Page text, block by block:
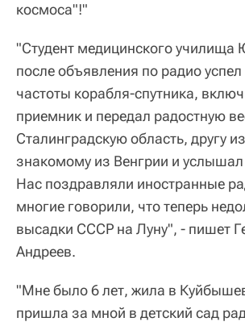
космоса"!"
"Студент медицинского училища
после объявления по радио успел
частоты корабля-спутника,
приемник и передал радостную
Сталинградскую область, другу
знакомому из Венгрии и
Нас поздравляли иностранные
многие говорили, что теперь
высадки СССР на Луну", - пишет
Андреев.
"Мне было 6 лет, жила в
пришла за мной в детский сад